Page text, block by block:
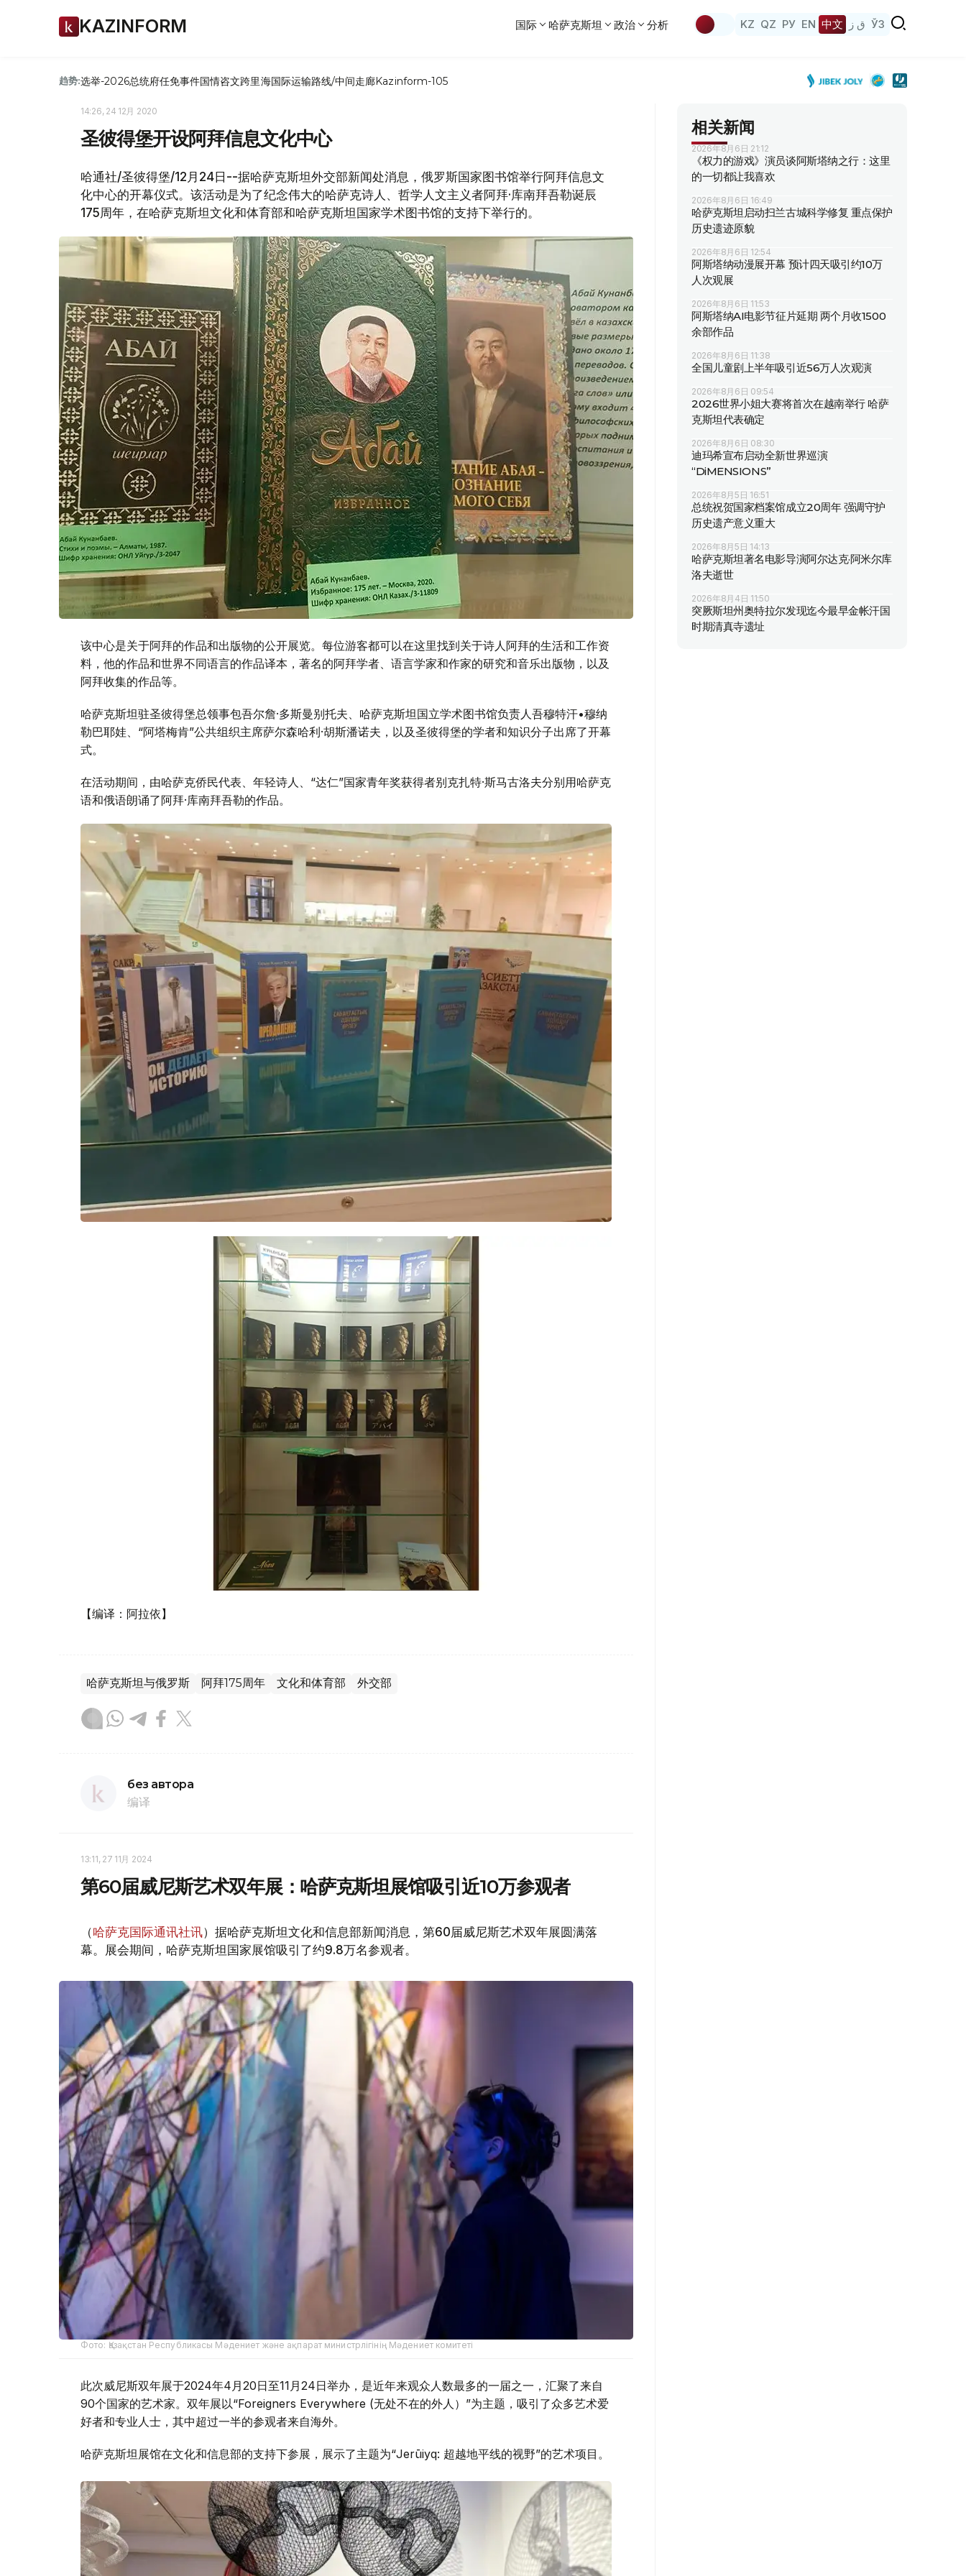
KAZINFORM 国际 哈萨克斯坦 政治 分析 KZ QZ РУ EN 中文 ق ز ЎЗ
趋势:选举-2026总统府任免事件国情咨文跨里海国际运输路线/中间走廊Kazinform-105
14:26, 24 12月 2020
圣彼得堡开设阿拜信息文化中心
哈通社/圣彼得堡/12月24日--据哈萨克斯坦外交部新闻处消息，俄罗斯国家图书馆举行阿拜信息文
化中心的开幕仪式。该活动是为了纪念伟大的哈萨克诗人、哲学人文主义者阿拜·库南拜吾勒诞辰
175周年，在哈萨克斯坦文化和体育部和哈萨克斯坦国家学术图书馆的支持下举行的。
该中心是关于阿拜的作品和出版物的公开展览。每位游客都可以在这里找到关于诗人阿拜的生活和工作资
料，他的作品和世界不同语言的作品译本，著名的阿拜学者、语言学家和作家的研究和音乐出版物，以及
阿拜收集的作品等。
哈萨克斯坦驻圣彼得堡总领事包吾尔詹·多斯曼别托夫、哈萨克斯坦国立学术图书馆负责人吾穆特汗•穆纳
勒巴耶娃、“阿塔梅肯”公共组织主席萨尔森哈利·胡斯潘诺夫，以及圣彼得堡的学者和知识分子出席了开幕
式。
在活动期间，由哈萨克侨民代表、年轻诗人、“达仁”国家青年奖获得者别克扎特·斯马古洛夫分别用哈萨克
语和俄语朗诵了阿拜·库南拜吾勒的作品。
【编译：阿拉依】
哈萨克斯坦与俄罗斯 阿拜175周年 文化和体育部 外交部
без автора
编译
13:11, 27 11月 2024
第60届威尼斯艺术双年展：哈萨克斯坦展馆吸引近10万参观者
（哈萨克国际通讯社讯）据哈萨克斯坦文化和信息部新闻消息，第60届威尼斯艺术双年展圆满落
幕。展会期间，哈萨克斯坦国家展馆吸引了约9.8万名参观者。
Фото: Қазақстан Республикасы Мәдениет және ақпарат министрлігінің Мәдениет комитеті
此次威尼斯双年展于2024年4月20日至11月24日举办，是近年来观众人数最多的一届之一，汇聚了来自
90个国家的艺术家。双年展以“Foreigners Everywhere (无处不在的外人）”为主题，吸引了众多艺术爱
好者和专业人士，其中超过一半的参观者来自海外。
哈萨克斯坦展馆在文化和信息部的支持下参展，展示了主题为“Jerūiyq: 超越地平线的视野”的艺术项目。
相关新闻
2026年8月6日 21:12
《权力的游戏》演员谈阿斯塔纳之行：这里
的一切都让我喜欢
2026年8月6日 16:49
哈萨克斯坦启动扫兰古城科学修复 重点保护
历史遗迹原貌
2026年8月6日 12:54
阿斯塔纳动漫展开幕 预计四天吸引约10万
人次观展
2026年8月6日 11:53
阿斯塔纳AI电影节征片延期 两个月收1500
余部作品
2026年8月6日 11:38
全国儿童剧上半年吸引近56万人次观演
2026年8月6日 09:54
2026世界小姐大赛将首次在越南举行 哈萨
克斯坦代表确定
2026年8月6日 08:30
迪玛希宣布启动全新世界巡演
“DiMENSIONS”
2026年8月5日 16:51
总统祝贺国家档案馆成立20周年 强调守护
历史遗产意义重大
2026年8月5日 14:13
哈萨克斯坦著名电影导演阿尔达克·阿米尔库
洛夫逝世
2026年8月4日 11:50
突厥斯坦州奥特拉尔发现迄今最早金帐汗国
时期清真寺遗址